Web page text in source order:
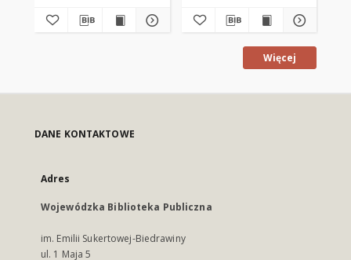
Więcej
DANE KONTAKTOWE
Adres
Wojewódzka Biblioteka Publiczna
im. Emilii Sukertowej-Biedrawiny
ul. 1 Maja 5